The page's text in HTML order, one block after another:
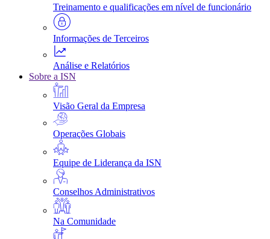
Treinamento e qualificações em nível de funcionário
Informações de Terceiros
Análise e Relatórios
Sobre a ISN
Visão Geral da Empresa
Operações Globais
Equipe de Liderança da ISN
Conselhos Administrativos
Na Comunidade